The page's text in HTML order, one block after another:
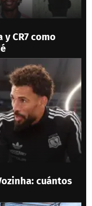
CR7 como
cuántos